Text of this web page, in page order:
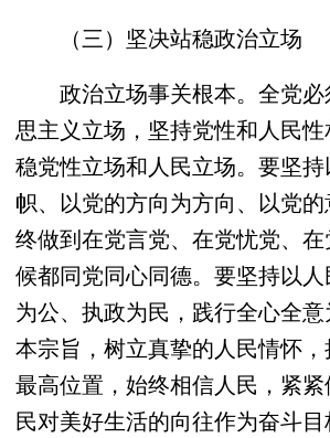
（三）坚决站稳政治立场
政治立场事关根本。全党必
思主义立场，坚持党性和人民
稳党性立场和人民立场。要坚
帜、以党的方向为方向、以党
终做到在党言党、在党忧党、
候都同党同心同德。要坚持以
为公、执政为民，践行全心全
本宗旨，树立真挚的人民情怀
最高位置，始终相信人民，紧
民对美好生活的向往作为奋斗